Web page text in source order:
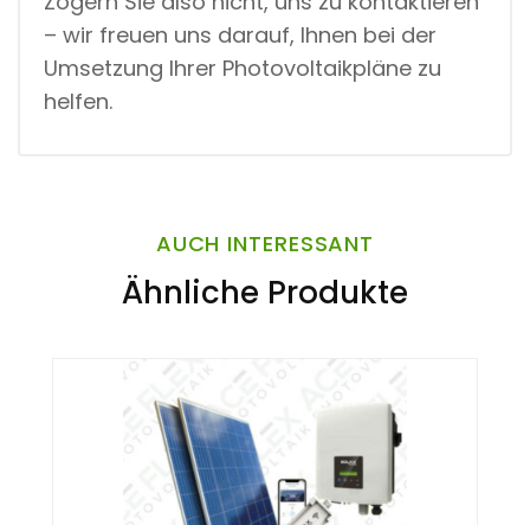
– wir freuen uns darauf, Ihnen bei der
Umsetzung Ihrer Photovoltaikpläne zu
helfen.
AUCH INTERESSANT
Ähnliche Produkte